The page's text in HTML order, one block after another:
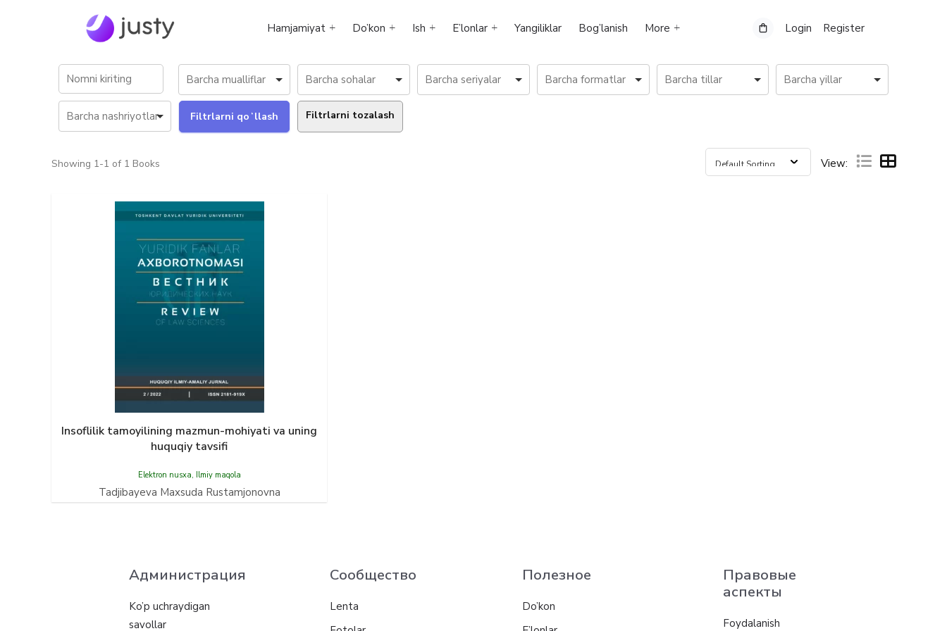
Hamjamiyat Do’kon Ish E’lonlar Yangiliklar Bog’lanish More Login Register
Filtrlarni tozalash
Showing 1-1 of 1 Books View:
Insoflilik tamoyilining mazmun-mohiyati va uning
huquqiy tavsifi
Elektron nusxa, Ilmiy maqola
Tadjibayeva Maxsuda Rustamjonovna
Администрация
Ko’p uchraydigan
savollar
Сообщество
Lenta
Полезное
Do’kon
Правовые
аспекты
Foydalanish